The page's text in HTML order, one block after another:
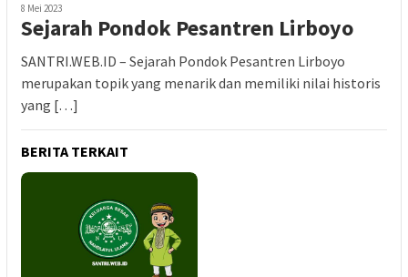
8 Mei 2023
Sejarah Pondok Pesantren Lirboyo
SANTRI.WEB.ID – Sejarah Pondok Pesantren Lirboyo
merupakan topik yang menarik dan memiliki nilai historis
yang […]
BERITA TERKAIT